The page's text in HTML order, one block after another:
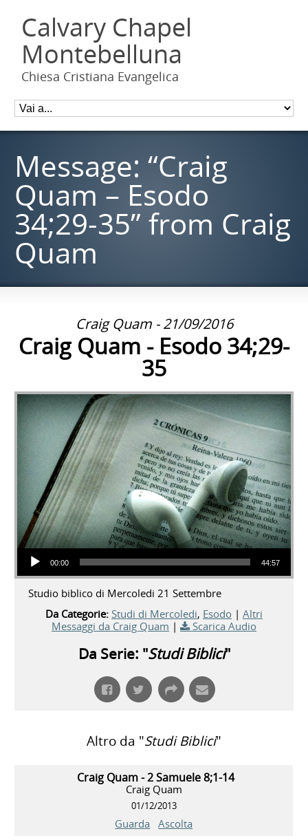
Calvary Chapel
Montebelluna
Chiesa Cristiana Evangelica
Message: “Craig
Quam – Esodo
34;29-35” from Craig
Quam
Craig Quam - 21/09/2016
Craig Quam - Esodo 34;29-
35
Audio Player
00:00 44:57
Studio biblico di Mercoledi 21 Settembre
Da Categorie: Studi di Mercoledi, Esodo | Altri
Messaggi da Craig Quam | Scarica Audio
Da Serie: "Studi Biblici"
Altro da "Studi Biblici"
Craig Quam - 2 Samuele 8;1-14
Craig Quam
01/12/2013
Guarda Ascolta